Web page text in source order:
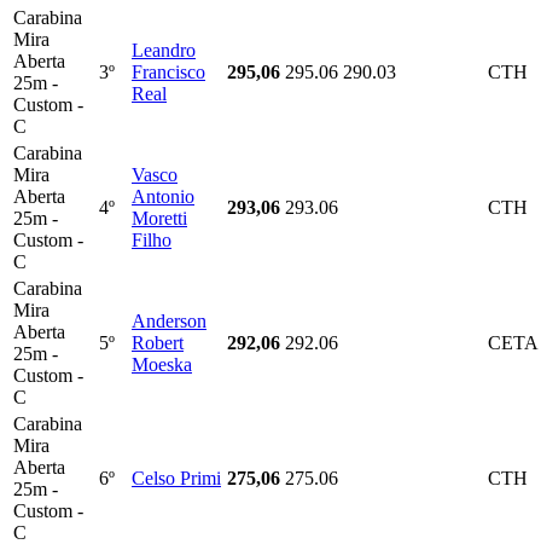
Carabina
Mira
Aberta
25m -
Custom -
C
3º
Leandro
Francisco
Real
295,06 295.06 290.03 CTH
Carabina
Mira
Aberta
25m -
Custom -
C
4º
Vasco
Antonio
Moretti
Filho
293,06 293.06 CTH
Carabina
Mira
Aberta
25m -
Custom -
C
5º
Anderson
Robert
Moeska
292,06 292.06 CETA
Carabina
Mira
Aberta
25m -
Custom -
C
6º Celso Primi 275,06 275.06 CTH